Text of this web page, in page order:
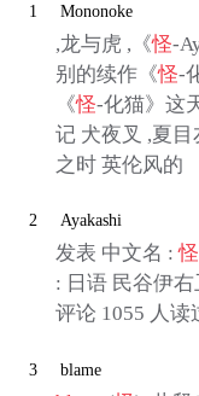
1 Mononoke
,龙与虎 ,《怪-
别的续作《怪-
《怪-化猫》这
记 犬夜叉 ,夏
之时 英伦风的
2 Ayakashi
发表 中文名 :怪
: 日语 民谷伊
评论 1055 人
3 blame